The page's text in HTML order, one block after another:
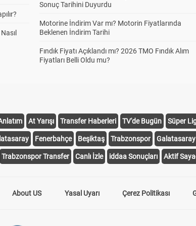
Sonuç Tarihini Duyurdu
Motorine İndirim Var mı? Motorin Fiyatlarında
Beklenen İndirim Tarihi
Fındık Fiyatı Açıklandı mı? 2026 TMO Fındık Alım
Fiyatları Belli Oldu mu?
At Yarışı Transfer Haberleri TV'de Bugün Süper
Fenerbahçe Beşiktaş Trabzonspor
Trabzonspor Transfer Canlı İzle iddaa Sonuçları Aktif
About US Yasal Uyarı Çerez Politikası